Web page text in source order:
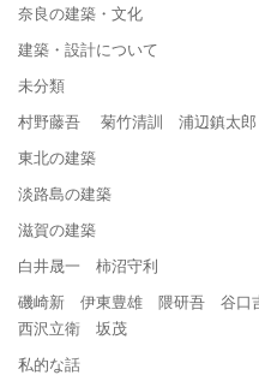
奈良の建築・文化
建築・設計について
未分類
村野藤吾 菊竹清訓 浦辺鎮太
東北の建築
淡路島の建築
滋賀の建築
白井晟一 柿沼守利
磯崎新 伊東豊雄 隈研吾 谷
西沢立衛 坂茂
私的な話